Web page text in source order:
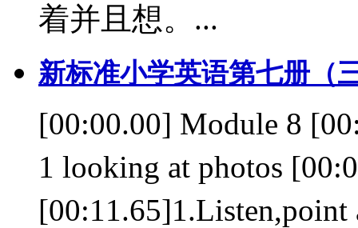
着并且想。...
新标准小学英语第七册（
[00:00.00] Module 8
1 looking at photos